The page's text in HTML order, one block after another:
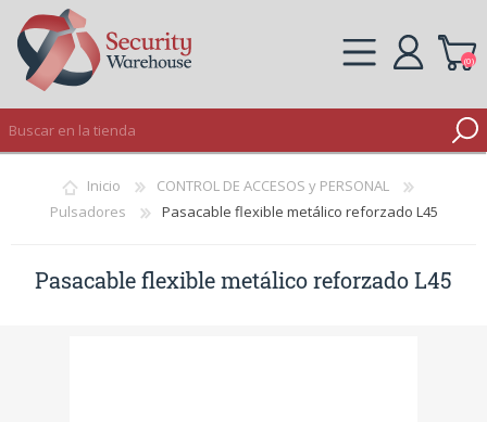
INICIAR SESIÓN
(0)
Inicio
CONTROL DE ACCESOS y PERSONAL
Pulsadores
Pasacable flexible metálico reforzado L45
Pasacable flexible metálico reforzado L45